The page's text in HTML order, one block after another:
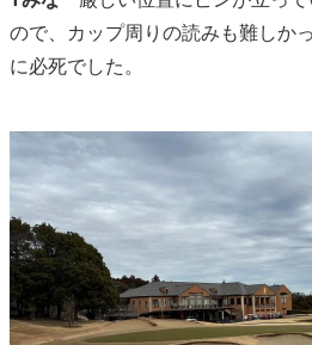
ので、カップ周りの読みも難しか
に必死でした。